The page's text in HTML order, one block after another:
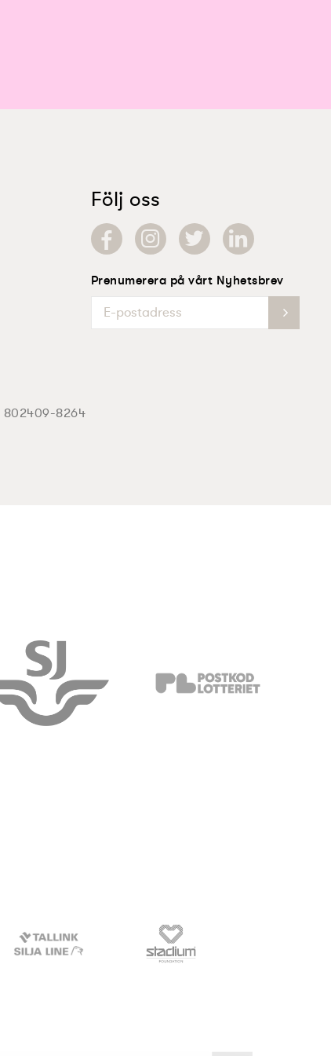
Följ oss
Prenumerera på vårt Nyhetsbrev
802409-8264